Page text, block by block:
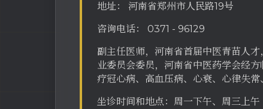
地址： 河南省郑州市人民路19号
咨询电话： 0371 - 96129
副主任医师，河南省首届中医青苗人
业委员会委员，河南省中医药学会经
疗冠心病、高血压病、心衰、心律失常
坐诊时间和地点：周一下午、周三上